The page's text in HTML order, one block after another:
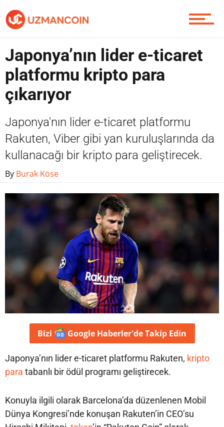
Yazarlardan
Piyasa
Soru Sor
Contact / İletişim
Japonya’nın lider e-ticaret
platformu kripto para
çıkarıyor
Japonya'nın lider e-ticaret platformu
Rakuten, Viber gibi yan kuruluşlarında da
kullanacağı bir kripto para geliştirecek.
By Burak Köse
Bizi Google Haberler'deTakip Edin
Japonya’nın lider e-ticaret platformu Rakuten, kripto
para tabanlı bir ödül programı geliştirecek.
Konuyla ilgili olarak Barcelona’da düzenlenen Mobil
Dünya Kongresi’nde konuşan Rakuten’in CEO’su